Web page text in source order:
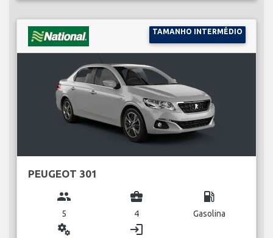
TAMANHO INTERMÉDIO
PEUGEOT 301
group
5
business_center
4
local_gas_station
Gasolina
miscellaneous_services login